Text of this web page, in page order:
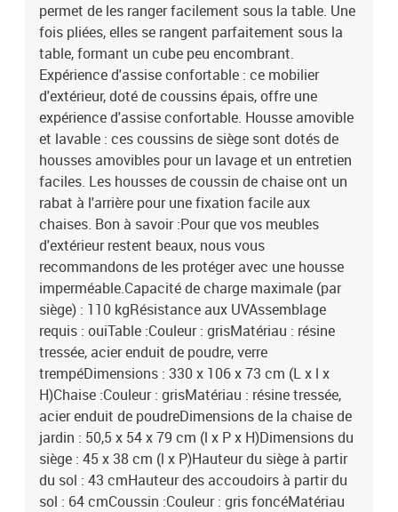
permet de les ranger facilement sous la table. Une
fois pliées, elles se rangent parfaitement sous la
table, formant un cube peu encombrant.
Expérience d'assise confortable : ce mobilier
d'extérieur, doté de coussins épais, offre une
expérience d'assise confortable. Housse amovible
et lavable : ces coussins de siège sont dotés de
housses amovibles pour un lavage et un entretien
faciles. Les housses de coussin de chaise ont un
rabat à l'arrière pour une fixation facile aux
chaises. Bon à savoir :Pour que vos meubles
d'extérieur restent beaux, nous vous
recommandons de les protéger avec une housse
imperméable.Capacité de charge maximale (par
siège) : 110 kgRésistance aux UVAssemblage
requis : ouiTable :Couleur : grisMatériau : résine
tressée, acier enduit de poudre, verre
trempéDimensions : 330 x 106 x 73 cm (L x l x
H)Chaise :Couleur : grisMatériau : résine tressée,
acier enduit de poudreDimensions de la chaise de
jardin : 50,5 x 54 x 79 cm (l x P x H)Dimensions du
siège : 45 x 38 cm (l x P)Hauteur du siège à partir
du sol : 43 cmHauteur des accoudoirs à partir du
sol : 64 cmCoussin :Couleur : gris foncéMatériau